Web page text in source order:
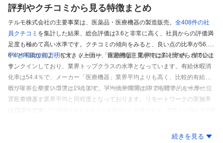
評判やクチコミから見る特徴まとめ
テルモ株式会社の主要事業は、医薬品・医療機器の製造販売。 全408件の社
員クチコミ を集計した結果、 総合評価は3.6と非常に高く、社員からの評価満
足度も極めて高い水準です。 クチコミの傾向をみると、良い点の比率が56.
6％と不満な点よりも大きく上回り、肯定的な意見が特に多く寄せられていま
す。
平均年収は698万円です。 メーカー「医療機器」業界では71社の内、第8位に
ランクインしており、業界トップクラスの水準となっています。 有給休暇消
化率は54.4％で、メーカー「医療機器」業界平均よりも高く、比較的有給休
暇が取得しやすい環境といえます。 平均残業時間は19.2時間で、メーカー
「医療機器」業界平均と同程度となっております。
リモートワークの実施率
は75.0％です。
ホワイト企業度スコアは29/100で、メーカー業界の中でも標準的な水準に位
置しています。
※しごとカタログに投稿されたクチコミを集計した結果であり、実際とは異なる可能
続きを見る